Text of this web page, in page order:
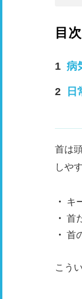
目次
病
日
首は
しや
キ
首
首
こう